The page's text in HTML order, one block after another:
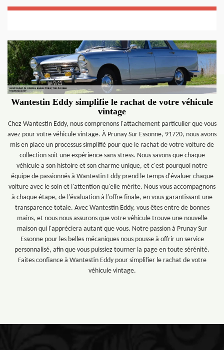
Wantestin Eddy simplifie le rachat de votre véhicule
vintage
Chez Wantestin Eddy, nous comprenons l'attachement particulier que vous
avez pour votre véhicule vintage. À Prunay Sur Essonne, 91720, nous avons
mis en place un processus simplifié pour que le rachat de votre voiture de
collection soit une expérience sans stress. Nous savons que chaque
véhicule a son histoire et son charme unique, et c'est pourquoi notre
équipe de passionnés à Wantestin Eddy prend le temps d'évaluer chaque
voiture avec le soin et l'attention qu'elle mérite. Nous vous accompagnons
à chaque étape, de l'évaluation à l'offre finale, en vous garantissant une
transparence totale. Avec Wantestin Eddy, vous êtes entre de bonnes
mains, et nous nous assurons que votre véhicule trouve une nouvelle
maison qui l'appréciera autant que vous. Notre passion à Prunay Sur
Essonne pour les belles mécaniques nous pousse à offrir un service
personnalisé, afin que vous puissiez tourner la page en toute sérénité.
Faites confiance à Wantestin Eddy pour simplifier le rachat de votre
véhicule vintage.